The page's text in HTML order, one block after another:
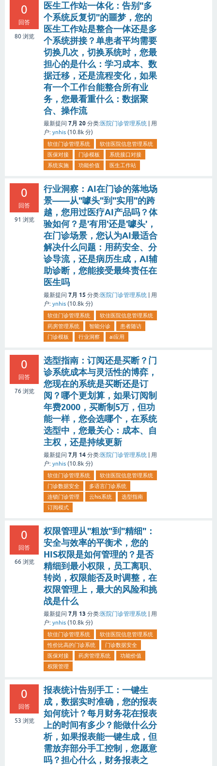
0
回答
80浏览
医生工作站一体化：告别"多
个系统反复切"的噩梦，您的
医生工作站是整合一体还是多
个系统拼接？单患者平均需要
切换几次，切换系统时，您最
担心的是什么：学习成本、数
据迁移，还是流程变化，如果
有一个工作台能整合所有业
务，您最看重什么：数据聚
合、操作流
最新提问 7月 20 分类:医院门诊管理系统
用
户: ynhis (10.8k 分)
软佳门诊管理系统
软佳医院信息管理系统
医保对接
门诊模板
系统接口对接
系统实施
功能价值 医生工作站
0
回答
91 浏览
行业洞察：AI在门诊的落地场
景——从"噱头"到"实用"的跨
越，您用过医疗AI产品吗？体
验如何？是'有用'还是'噱头'，
在门诊场景，您认为AI最适合
解决什么问题：用药安全、分
诊导流，还是病历生成，AI辅
助诊断，您能接受最终责任在
医生吗
最新提问 7月 15 分类:医院门诊管理系统
用
户: ynhis (10.8k 分)
软佳门诊管理系统
软佳医院信息管理系统
药房管理系统
智能分诊
患者随访
门诊模板
行业洞察 ai应用
0
回答
76 浏览
选型指南：订阅还是买断？门
诊系统成本与灵活性的博弈，
您现在的系统是买断还是订
阅？哪个更划算，如果订阅制
年费2000，买断制5万，但功
能一样，您会选哪个，在系统
选型中，您最关心：成本、自
主权，还是持续更新
最新提问 7月 14 分类:医院门诊管理系统
用
户: ynhis (10.8k 分)
软佳门诊管理系统
软佳医院信息管理系统
门诊数据安全
多语言门诊系统
连锁门诊管理
云his系统
选型指南
订阅模式
0
回答
66 浏览
权限管理从"粗放"到"精细"：
安全与效率的平衡术，您的
HIS权限是如何管理的？是否
精细到最小权限，员工离职、
转岗，权限能否及时调整，在
权限管理上，最大的风险和挑
战是什么
最新提问 7月 13 分类:医院门诊管理系统
用
户: ynhis (10.8k 分)
软佳门诊管理系统
软佳医院信息管理系统
性价比高的门诊系统
门诊数据安全
医保对接
药房管理系统
功能价值
权限管理
0
回答
53 浏览
报表统计告别手工：一键生
成，数据实时准确，您的报表
如何统计？每月财务花在报表
上的时间有多少？能做什么分
析，如果报表能一键生成，但
需放弃部分手工控制，您愿意
吗？担心什么，财务报表之